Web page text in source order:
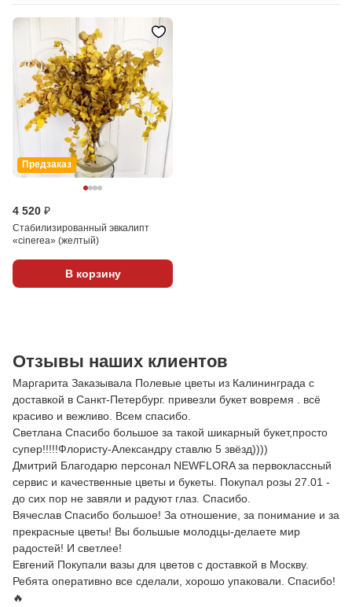
Предзаказ
4 520 ₽
Стабилизированный эвкалипт
«cinerea» (желтый)
В корзину
Отзывы наших клиентов
Маргарита Заказывала Полевые цветы из Калининграда с
доставкой в Санкт-Петербург. привезли букет вовремя . всё
красиво и вежливо. Всем спасибо.
Светлана Спасибо большое за такой шикарный букет,просто
супер!!!!!Флористу-Александру ставлю 5 звёзд))))
Дмитрий Благодарю персонал NEWFLORA за первоклассный
сервис и качественные цветы и букеты. Покупал розы 27.01 -
до сих пор не завяли и радуют глаз. Спасибо.
Вячеслав Спасибо большое! За отношение, за понимание и за
прекрасные цветы! Вы большые молодцы-делаете мир
радостей! И светлее!
Евгений Покупали вазы для цветов с доставкой в Москву.
Ребята оперативно все сделали, хорошо упаковали. Спасибо!
🔥